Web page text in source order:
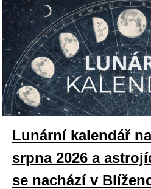
Lunární kalendář
srpna 2026 a
se nachází v